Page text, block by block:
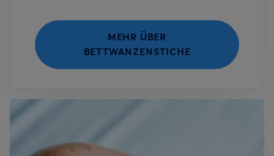
MEHR ÜBER
BETTWANZENSTICHE